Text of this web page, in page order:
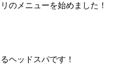
のメニューを始めました！
ヘッドスパです！